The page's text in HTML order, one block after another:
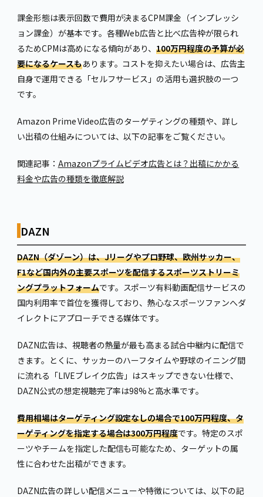
課金形態は表示回数で費用が決まるCPM課金（インプレッシ
ョン課金）が基本です。各種Web広告と比べ広告枠が限られ
るためCPMは高めになる傾向があり、100万円程度の予算が必
要になるケースもあります。コストを抑えたい場合は、広告主
自身で運用できる「セルフサービス」の活用も選択肢の一つ
です。
Amazon Prime Video広告のターゲティングの種類や、詳し
い出稿の仕組みについては、以下の記事をご覧ください。
関連記事： Amazonプライムビデオ広告とは？出稿にかかる
料金や広告の種類を徹底解説
DAZN
DAZN（ダゾーン）は、Jリーグやプロ野球、欧州サッカー、
F1など国内外の主要スポーツを配信するスポーツストリーミ
ングプラットフォームです。スポーツ有料動画配信サービスの
国内利用率で首位を獲得しており、熱心なスポーツファンへダ
イレクトにアプローチできる媒体です。
DAZN広告は、視聴者の熱量が最も高まる試合中継内に配信で
きます。とくに、サッカーのハーフタイムや野球のイニング間
に流れる「LIVEブレイク広告」はスキップできない仕様で、
DAZN公式の想定視聴完了率は98%と高水準です。
費用相場はターゲティング設定なしの場合で100万円程度、タ
ーゲティングを指定する場合は300万円程度です。特定のスポ
ーツやチームを指定した配信も可能なため、ターゲットの属
性に合わせた出稿ができます。
DAZN広告の詳しい配信メニューや特徴については、以下の記